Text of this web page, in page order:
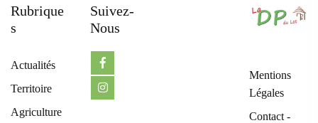
Rubrique
S
Actualités
Territoire
Agriculture
Suivez-
Nous
Mentions
Légales
Contact -